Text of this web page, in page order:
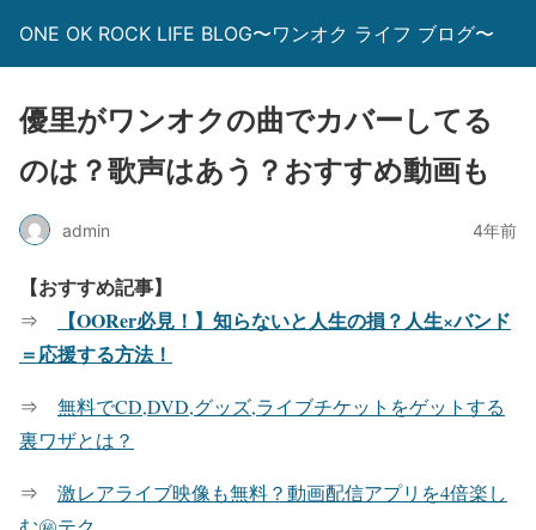
ONE OK ROCK LIFE BLOG〜ワンオク ライフ ブログ〜
優里がワンオクの曲でカバーしてる
のは？歌声はあう？おすすめ動画も
admin 4年前
【おすすめ記事】
⇒
【OORer必見！】知らないと人生の損？人生×バンド
＝応援する方法！
⇒ 無料でCD,DVD,グッズ,ライブチケットをゲットする
裏ワザとは？
⇒ 激レアライブ映像も無料？動画配信アプリを4倍楽し